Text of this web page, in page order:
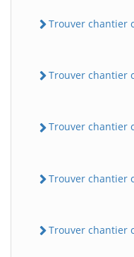
Trouver chantier
Trouver chantier
Trouver chantier
Trouver chantier
Trouver chantier